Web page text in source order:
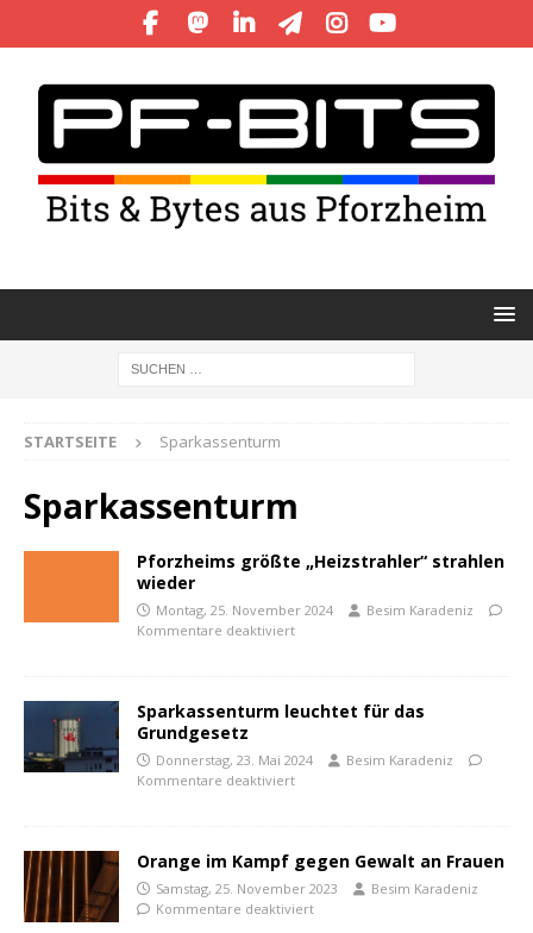
STARTSEITE Sparkassenturm
Sparkassenturm
Pforzheims größte „Heizstrahler“ strahlen
wieder
Montag, 25. November 2024
Besim Karadeniz
Kommentare deaktiviert
Sparkassenturm leuchtet für das
Grundgesetz
Donnerstag, 23. Mai 2024
Besim Karadeniz
Kommentare deaktiviert
Orange im Kampf gegen Gewalt an Frauen
Samstag, 25. November 2023
Besim Karadeniz
Kommentare deaktiviert